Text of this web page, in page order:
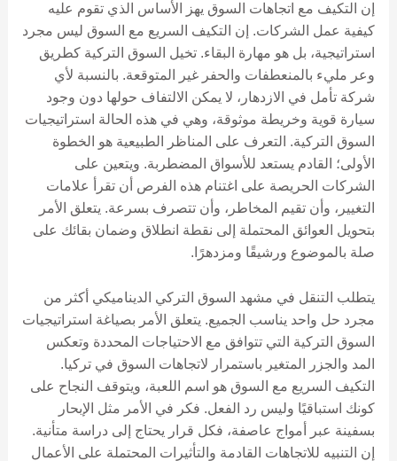
إن التكيف مع اتجاهات السوق يهز الأساس الذي تقوم عليه
كيفية عمل الشركات. إن التكيف السريع مع السوق ليس مجرد
استراتيجية، بل هو مهارة البقاء. تخيل السوق التركية كطريق
وعر مليء بالمنعطفات والحفر غير المتوقعة. بالنسبة لأي
شركة تأمل في الازدهار، لا يمكن الالتفاف حولها دون وجود
سيارة قوية وخريطة موثوقة، وهي في هذه الحالة استراتيجيات
السوق التركية. التعرف على المناظر الطبيعية هو الخطوة
الأولى؛ القادم يستعد للأسواق المضطربة. ويتعين على
الشركات الحريصة على اغتنام هذه الفرص أن تقرأ علامات
التغيير، وأن تقيم المخاطر، وأن تتصرف بسرعة. يتعلق الأمر
بتحويل العوائق المحتملة إلى نقطة انطلاق وضمان بقائك على
صلة بالموضوع ورشيقًا ومزدهرًا.
يتطلب التنقل في مشهد السوق التركي الديناميكي أكثر من
مجرد حل واحد يناسب الجميع. يتعلق الأمر بصياغة استراتيجيات
السوق التركية التي تتوافق مع الاحتياجات المحددة وتعكس
المد والجزر المتغير باستمرار لاتجاهات السوق في تركيا.
التكيف السريع مع السوق هو اسم اللعبة، ويتوقف النجاح على
كونك استباقيًا وليس رد الفعل. فكر في الأمر مثل الإبحار
بسفينة عبر أمواج عاصفة، فكل قرار يحتاج إلى دراسة متأنية.
إن التنبيه للاتجاهات القادمة والتأثيرات المحتملة على الأعمال